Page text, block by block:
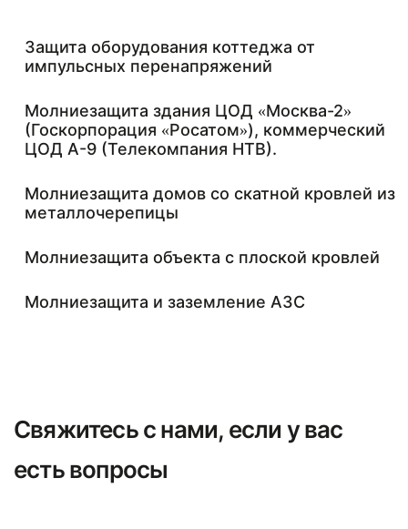
Защита оборудования коттеджа от
импульсных перенапряжений
Молниезащита здания ЦОД «Москва-2»
(Госкорпорация «Росатом»), коммерческий
ЦОД А-9 (Телекомпания НТВ).
Молниезащита домов со скатной кровлей из
металлочерепицы
Молниезащита объекта с плоской кровлей
Молниезащита и заземление АЗС
Свяжитесь с нами, если у вас
есть вопросы